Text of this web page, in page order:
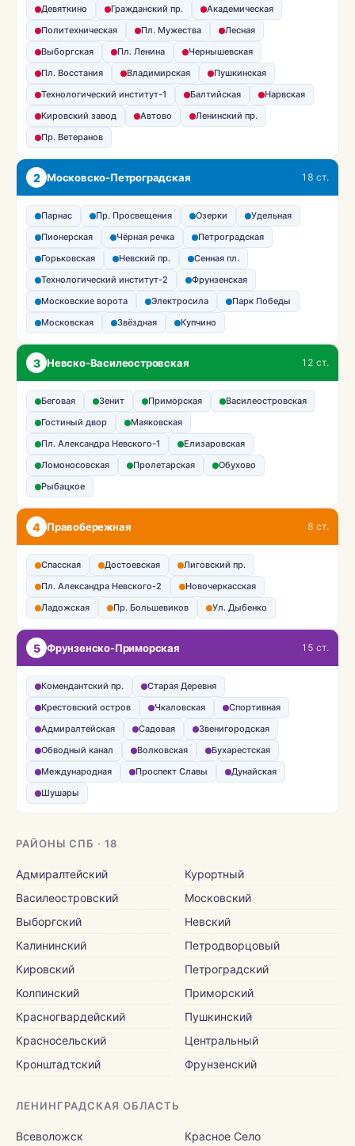
Девяткино Гражданский пр.
Академическая
Политехническая
Пл. Мужества
Лесная
Выборгская
Пл. Ленина
Чернышевская
Пл. Восстания
Владимирская
Пушкинская
Технологический институт-1
Балтийская
Нарвская
Кировский завод
Автово
Ленинский пр.
Пр. Ветеранов
2 Московско-Петроградская 18 ст.
Парнас Пр. Просвещения Озерки
Удельная
Пионерская
Чёрная речка
Петроградская
Горьковская
Невский пр.
Сенная пл.
Технологический институт-2
Фрунзенская
Московские ворота
Электросила
Парк Победы
Московская
Звёздная Купчино
3 Невско-Василеостровская 12 ст.
Беговая Зенит Приморская
Василеостровская
Гостиный двор
Маяковская
Пл. Александра Невского-1
Елизаровская
Ломоносовская
Пролетарская
Обухово
Рыбацкое
4 Правобережная 8 ст.
Спасская Достоевская
Лиговский пр.
Пл. Александра Невского-2
Новочеркасская
Ладожская
Пр. Большевиков Ул. Дыбенко
5 Фрунзенско-Приморская 15 ст.
Комендантский пр.
Старая Деревня
Крестовский остров
Чкаловская
Спортивная
Адмиралтейская
Садовая
Звенигородская
Обводный канал
Волковская
Бухарестская
Международная
Проспект Славы
Дунайская
Шушары
РАЙОНЫ СПБ · 18
Адмиралтейский
Василеостровский
Выборгский
Калининский
Кировский
Колпинский
Красногвардейский
Красносельский
Кронштадтский
Курортный
Московский
Невский
Петродворцовый
Петроградский
Приморский
Пушкинский
Центральный
Фрунзенский
ЛЕНИНГРАДСКАЯ ОБЛАСТЬ
Всеволожск
Красное Село